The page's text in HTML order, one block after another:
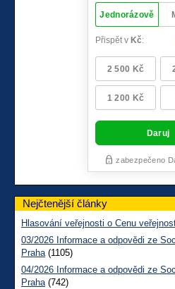
Nejčtenější články
Hlasování veřejnosti o Cenu
03/2026 Informace a odpovědi ze
Praha(1105)
04/2026 Informace a odpovědi ze
Praha(742)